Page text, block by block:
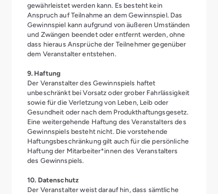
gewährleistet werden kann. Es besteht kein
Anspruch auf Teilnahme an dem Gewinnspiel. Das
Gewinnspiel kann aufgrund von äußeren Umständen
und Zwängen beendet oder entfernt werden, ohne
dass hieraus Ansprüche der Teilnehmer gegenüber
dem Veranstalter entstehen.
9. Haftung
Der Veranstalter des Gewinnspiels haftet
unbeschränkt bei Vorsatz oder grober Fahrlässigkeit
sowie für die Verletzung von Leben, Leib oder
Gesundheit oder nach dem Produkthaftungsgesetz.
Eine weitergehende Haftung des Veranstalters des
Gewinnspiels besteht nicht. Die vorstehende
Haftungsbeschränkung gilt auch für die persönliche
Haftung der Mitarbeiter*innen des Veranstalters
des Gewinnspiels.
10. Datenschutz
Der Veranstalter weist darauf hin, dass sämtliche